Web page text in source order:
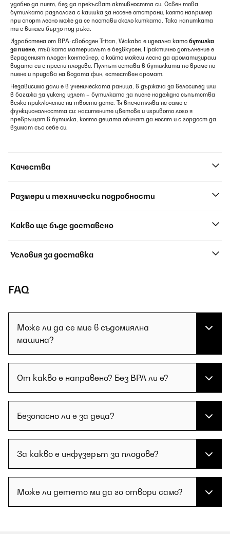
удобно да пият, без да прекъсват активността си. Освен това
бутилката разполага с каишка за носене отстрани, която например
при спорт лесно може да се постави около китката. Така напитката
ти е винаги бързо под ръка.
Изработена от BPA-свободен Tritan, Wakaba е идеална като бутилка
за пиене, тъй като материалът е безвкусен. Практично допълнение е
вграденият плоден контейнер, с който можеш лесно да ароматизираш
водата си с пресни плодове. Пулпът остава в бутилката по време на
пиене и придава на водата фин, естествен аромат.
Независимо дали е в ученическата раница, в държача за велосипед или
в багажа за уикенд излет – бутилката за пиене надеждно съпътства
всяко приключение на твоето дете. Тя впечатлява не само с
функционалността си: наситените цветове и игривото лого я
превръщат в бутилка, която децата обичат да носят и с гордост да
взимат със себе си.
Качества
Размери и технически подробности
Какво ще бъде доставено
Условия за доставка
FAQ
Може ли да се мие в съдомиялна
машина?
От какво е направено? Без BPA ли е?
Безопасно ли е за деца?
За какво е инфузерът за плодове?
Може ли детето ми да го отвори само?